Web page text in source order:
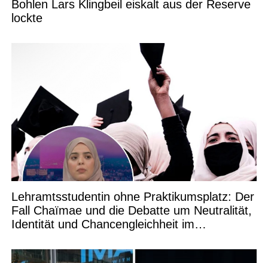
Bohlen Lars Klingbeil eiskalt aus der Reserve
lockte
Lehramtsstudentin ohne Praktikumsplatz: Der
Fall Chaïmae und die Debatte um Neutralität,
Identität und Chancengleichheit im